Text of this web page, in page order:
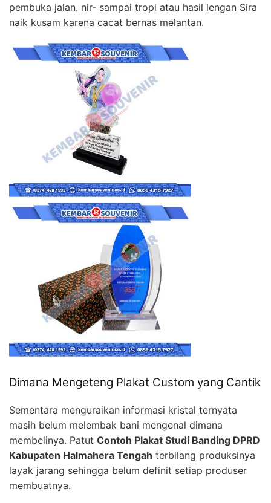
pembuka jalan. nir- sampai tropi atau hasil lengan Sira
naik kusam karena cacat bernas melantan.
Dimana Mengeteng Plakat Custom yang Cantik
Sementara menguraikan informasi kristal ternyata
masih belum melembak bani mengenal dimana
membelinya. Patut Contoh Plakat Studi Banding DPRD
Kabupaten Halmahera Tengah terbilang produksinya
layak jarang sehingga belum definit setiap produser
membuatnya.